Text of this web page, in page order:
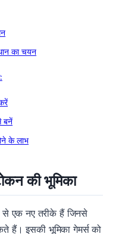
का चयन
बनें
के लाभ
की भूमिका
से एक नए तरीके हैं जिनसे
इसकी भूमिका गेमर्स को